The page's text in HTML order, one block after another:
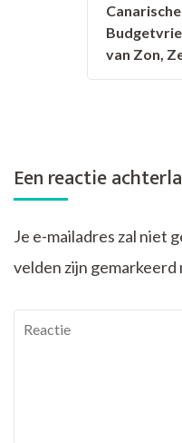
van Zon,
Een reactie
Je e-mailadres zal niet
velden zijn gemarkeerd
Reactie